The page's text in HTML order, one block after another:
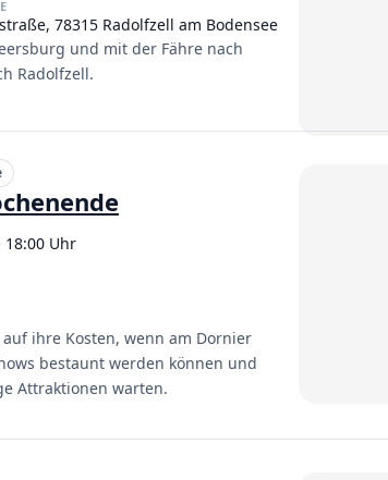
78315 Radolfzell am Bodensee
und mit der Fähre nach
Radolfzell.
18:00 Uhr
ihre Kosten, wenn am Dornier
bestaunt werden können und
Attraktionen warten.